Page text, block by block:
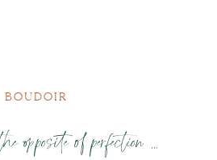
BOUDOIR
of perfection …